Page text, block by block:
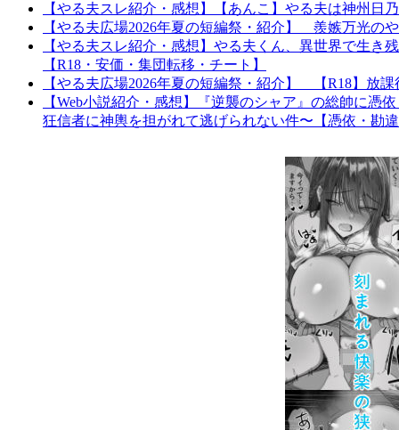
【やる夫スレ紹介・感想】【あんこ】やる夫は神州
【やる夫広場2026年夏の短編祭・紹介】 羨嫉万光の
【やる夫スレ紹介・感想】やる夫くん、異世界で生
【R18・安価・集団転移・チート】
【やる夫広場2026年夏の短編祭・紹介】 【R18】放
【Web小説紹介・感想】『逆襲のシャア』の総帥に
狂信者に神輿を担がれて逃げられない件〜【憑依・勘